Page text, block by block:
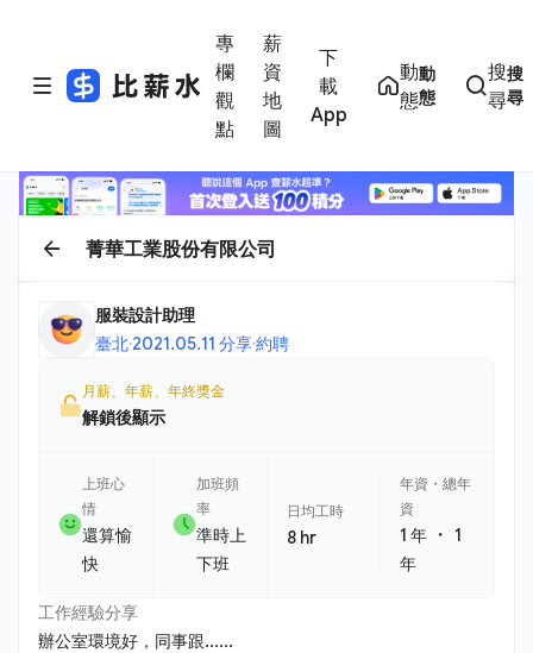
專
欄
觀
點
薪
資
地
圖
下
載
App
動
態
動
態
搜
尋
搜
尋
菁華工業股份有限公司
服裝設計助理
臺北·2021.05.11 分享·約聘
月薪、年薪、年終獎金
解鎖後顯示
上班心
情
還算愉
快
加班頻
率
準時上
下班
日均工時
8 hr
年資・總年
資
1 年 ・1
年
工作經驗分享
辦公室環境好，同事跟......